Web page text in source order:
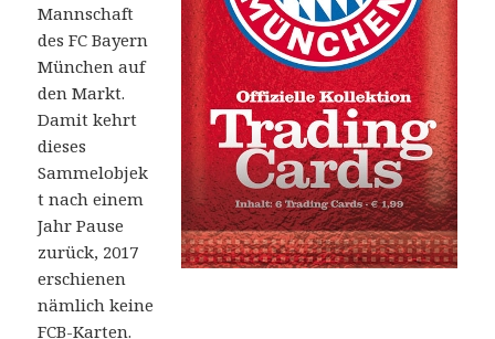
Mannschaft
des FC Bayern
München auf
den Markt.
Damit kehrt
dieses
Sammelobjek
t nach einem
Jahr Pause
zurück, 2017
erschienen
nämlich keine
FCB-Karten.